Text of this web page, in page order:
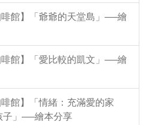
館】「爺爺的天堂島」──繪
館】「愛比較的凱文」──繪
館】「情緒：充滿愛的家
子」──繪本分享